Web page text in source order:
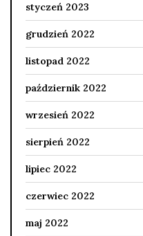
styczeń 2023
grudzień 2022
listopad 2022
październik 2022
wrzesień 2022
sierpień 2022
lipiec 2022
czerwiec 2022
maj 2022